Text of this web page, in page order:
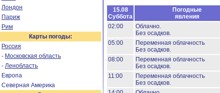
Лондон
Париж
Рим
Карты погоды:
Россия
- Московская область
- Ленобласть
Европа
Северная Америка
15.08
Суббота
Погодные
явления
02:00
Облачно.
Без осадков.
05:00
Переменная облачность
Без осадков.
08:00
Переменная облачность
Без осадков.
11:00
Переменная облачность
Без осадков.